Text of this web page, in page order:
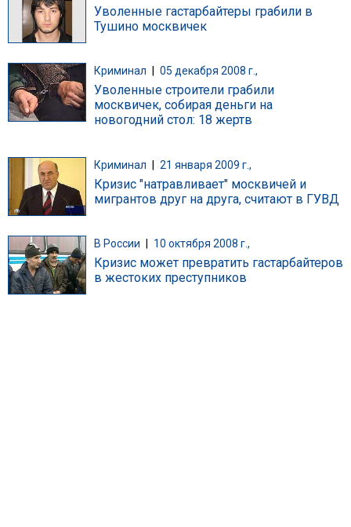
Уволенные гастарбайтеры грабили в
Тушино москвичек
Криминал 05 декабря 2008 г.,
Уволенные строители грабили
москвичек, собирая деньги на
новогодний стол: 18 жертв
Криминал | 21 января 2009 г.,
Кризис "натравливает" москвичей и
мигрантов друг на друга, считают в ГУВД
В России 10 октября 2008 г.,
Кризис может превратить гастарбайтеров
в жестоких преступников